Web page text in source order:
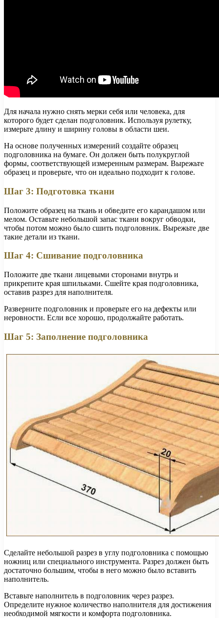
Для начала нужно снять мерки себя или человека, для
которого будет сделан подголовник. Используя рулетку,
измерьте длину и ширину головы в области шеи.
На основе полученных измерений создайте образец
подголовника на бумаге. Он должен быть полукруглой
формы, соответствующей измеренным размерам. Вырежьте
образец и проверьте, что он идеально подходит к голове.
Шаг 3: Подготовка ткани
Положите образец на ткань и обведите его карандашом или
мелом. Оставьте небольшой запас ткани вокруг обводки,
чтобы потом можно было сшить подголовник. Вырежьте две
такие детали из ткани.
Шаг 4: Сшивание подголовника
Положите две ткани лицевыми сторонами внутрь и
прикрепите края шпильками. Сшейте края подголовника,
оставив разрез для наполнителя.
Разверните подголовник и проверьте его на дефекты или
неровности. Если все хорошо, продолжайте работать.
Шаг 5: Заполнение подголовника
Сделайте небольшой разрез в углу подголовника с помощью
ножниц или специального инструмента. Разрез должен быть
достаточно большим, чтобы в него можно было вставить
наполнитель.
Вставьте наполнитель в подголовник через разрез.
Определите нужное количество наполнителя для достижения
необходимой мягкости и комфорта подголовника.